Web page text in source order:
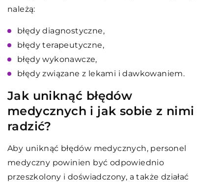
należą:
błędy diagnostyczne,
błędy terapeutyczne,
błędy wykonawcze,
błędy związane z lekami i dawkowaniem.
Jak uniknąć błędów
medycznych i jak sobie z nimi
radzić?
Aby uniknąć błędów medycznych, personel
medyczny powinien być odpowiednio
przeszkolony i doświadczony, a także działać